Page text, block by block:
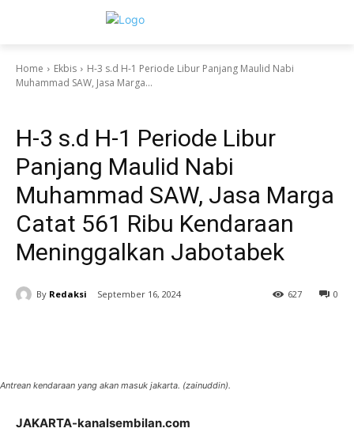
Home Ekbis
H-3 s.d H-1 Periode Libur Panjang Maulid Nabi
Muhammad SAW, Jasa Marga...
H-3 s.d H-1 Periode Libur
Panjang Maulid Nabi
Muhammad SAW, Jasa Marga
Catat 561 Ribu Kendaraan
Meninggalkan Jabotabek
By Redaksi September 16, 2024 0
627
Antrean kendaraan yang akan masuk jakarta. (zainuddin).
JAKARTA-kanalsembilan.com